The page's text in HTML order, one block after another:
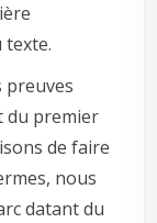
texte.
preuves
du premier
de faire
nous
datant du